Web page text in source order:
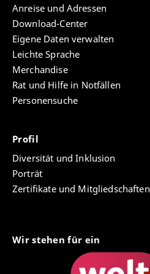
Anreise und Adressen
Download-Center
Eigene Daten verwalten
Leichte Sprache
Merchandise
Rat und Hilfe in Notfällen
Personensuche
Profil
Diversität und Inklusion
Porträt
Zertifikate und Mitgliedschaften
Wir stehen für ein